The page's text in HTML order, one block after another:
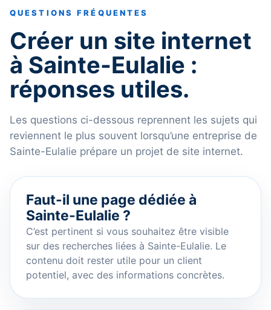
QUESTIONS FRÉQUENTES
Créer un site internet
à Sainte-Eulalie :
réponses utiles.
Les questions ci-dessous reprennent les sujets qui
reviennent le plus souvent lorsqu’une entreprise de
Sainte-Eulalie prépare un projet de site internet.
Faut-il une page dédiée à
Sainte-Eulalie ?
C’est pertinent si vous souhaitez être visible
sur des recherches liées à Sainte-Eulalie. Le
contenu doit rester utile pour un client
potentiel, avec des informations concrètes.